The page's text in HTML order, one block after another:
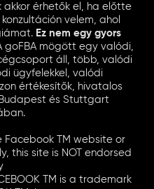
érhetők el, ha előtte
velem, ahol
Ez nem egy gyors
goFBA mögött egy valódi,
áll, több, valódi
ügyfelekkel, valódi
értékesítők, hivatalos
és Stuttgart
Facebook TM website or
this site is NOT endorsed
TM is a trademark